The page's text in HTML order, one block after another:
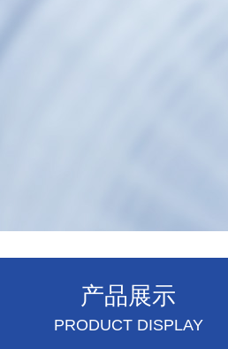
产品展示
PRODUCT DISPLAY